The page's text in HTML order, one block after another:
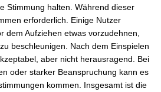
Stimmung halten. Während dieser
erforderlich. Einige Nutzer
dem Aufziehen etwas vorzudehnen,
beschleunigen. Nach dem Einspielen
aber nicht herausragend. Bei
oder starker Beanspruchung kann es
kommen. Insgesamt ist die